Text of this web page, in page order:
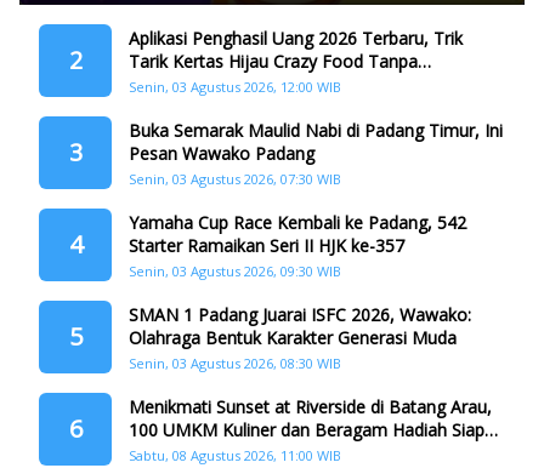
2
Aplikasi Penghasil Uang 2026 Terbaru, Trik
Tarik Kertas Hijau Crazy Food Tanpa
Penggandaan
Senin, 03 Agustus 2026, 12:00 WIB
3
Buka Semarak Maulid Nabi di Padang Timur, Ini
Pesan Wawako Padang
Senin, 03 Agustus 2026, 07:30 WIB
4
Yamaha Cup Race Kembali ke Padang, 542
Starter Ramaikan Seri II HJK ke-357
Senin, 03 Agustus 2026, 09:30 WIB
5
SMAN 1 Padang Juarai ISFC 2026, Wawako:
Olahraga Bentuk Karakter Generasi Muda
Senin, 03 Agustus 2026, 08:30 WIB
6
Menikmati Sunset at Riverside di Batang Arau,
100 UMKM Kuliner dan Beragam Hadiah Siap
Memanjakan Warga di Momen HJK Padang
Sabtu, 08 Agustus 2026, 11:00 WIB